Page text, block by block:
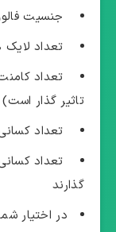
جنسیت
تعداد لایک
تعداد
تاثیر گذار است)
تعداد
تعداد
گذارند
در اختیار